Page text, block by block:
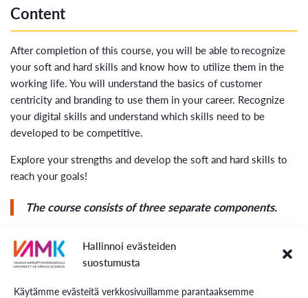
Hallinnoi evästeiden
suostumusta
Käytämme evästeitä verkkosivuillamme parantaaksemme
Content
After completion of this course, you will be able to recognize
your soft and hard skills and know how to utilize them in the
working life. You will understand the basics of customer
centricity and branding to use them in your career. Recognize
your digital skills and understand which skills need to be
developed to be competitive.
Explore your strengths and develop the soft and hard skills to
reach your goals!
The course consists of three separate components.
Mode of Teaching and Methods
Modules 2 & 3) Branding, customer centricity and digital